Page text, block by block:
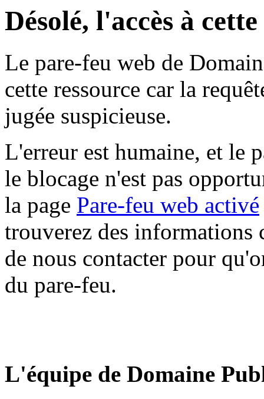
Désolé, l'accès à
Le pare-feu web de
cette ressource car la
jugée suspicieuse.
L'erreur est humaine, et le
le blocage n'est pas
la page Pare-feu web activé
trouverez des informations
de nous contacter pour
du pare-feu.
L'équipe de Domaine